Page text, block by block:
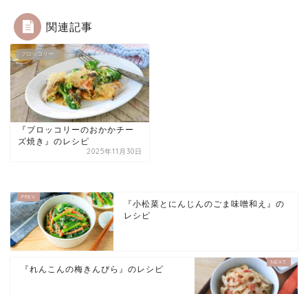
関連記事
ブロッコリー
『ブロッコリーのおかかチー
ズ焼き』のレシピ
2025年11月30日
『小松菜とにんじんのごま味噌和え』の
レシピ
『れんこんの梅きんぴら』のレシピ